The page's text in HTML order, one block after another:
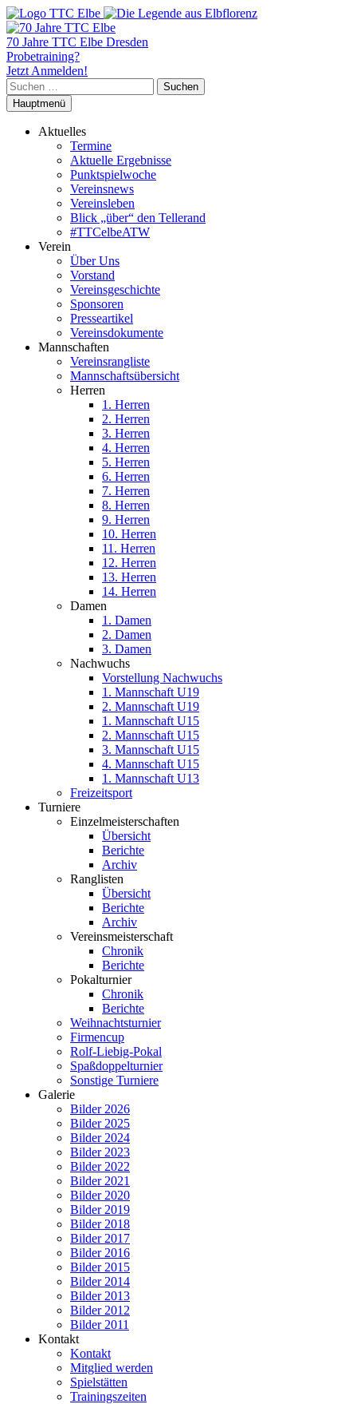
70 Jahre TTC Elbe Dresden
Probetraining?
Jetzt Anmelden!
Suchen
nach:
Hauptmenü
Aktuelles
Termine
Aktuelle Ergebnisse
Punktspielwoche
Vereinsnews
Vereinsleben
Blick „über“ den Tellerand
#TTCelbeATW
Verein
Über Uns
Vorstand
Vereinsgeschichte
Sponsoren
Presseartikel
Vereinsdokumente
Mannschaften
Vereinsrangliste
Mannschaftsübersicht
Herren
1. Herren
2. Herren
3. Herren
4. Herren
5. Herren
6. Herren
7. Herren
8. Herren
9. Herren
10. Herren
11. Herren
12. Herren
13. Herren
14. Herren
Damen
1. Damen
2. Damen
3. Damen
Nachwuchs
Vorstellung Nachwuchs
1. Mannschaft U19
2. Mannschaft U19
1. Mannschaft U15
2. Mannschaft U15
3. Mannschaft U15
4. Mannschaft U15
1. Mannschaft U13
Freizeitsport
Turniere
Einzelmeisterschaften
Übersicht
Berichte
Archiv
Ranglisten
Übersicht
Berichte
Archiv
Vereinsmeisterschaft
Chronik
Berichte
Pokalturnier
Chronik
Berichte
Weihnachtsturnier
Firmencup
Rolf-Liebig-Pokal
Spaßdoppelturnier
Sonstige Turniere
Galerie
Bilder 2026
Bilder 2025
Bilder 2024
Bilder 2023
Bilder 2022
Bilder 2021
Bilder 2020
Bilder 2019
Bilder 2018
Bilder 2017
Bilder 2016
Bilder 2015
Bilder 2014
Bilder 2013
Bilder 2012
Bilder 2011
Kontakt
Kontakt
Mitglied werden
Spielstätten
Trainingszeiten